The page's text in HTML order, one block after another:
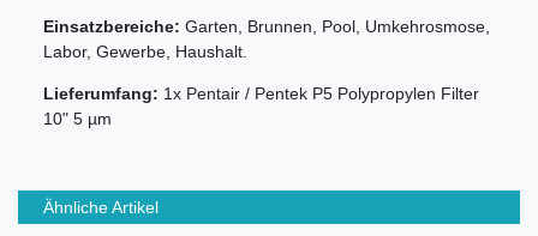
Einsatzbereiche: Garten, Brunnen, Pool, Umkehrosmose,
Labor, Gewerbe, Haushalt.
Lieferumfang: 1x Pentair / Pentek P5 Polypropylen Filter
10" 5 µm
Ähnliche Artikel